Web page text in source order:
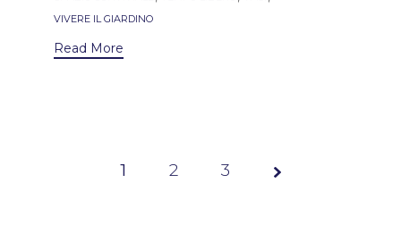
VIVERE IL GIARDINO
Read More
Page
1 2 3